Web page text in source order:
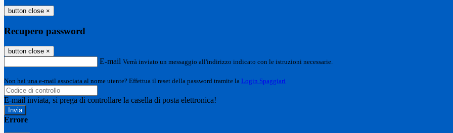
button close ×
Recupero password
button close ×
E-mail Verrà inviato un messaggio all'indirizzo indicato con le istruzioni necessarie.
Non hai una e-mail associata al nome utente? Effettua il reset della password tramite la Login Spaggiari
E-mail inviata, si prega di controllare la casella di posta elettronica!
Errore